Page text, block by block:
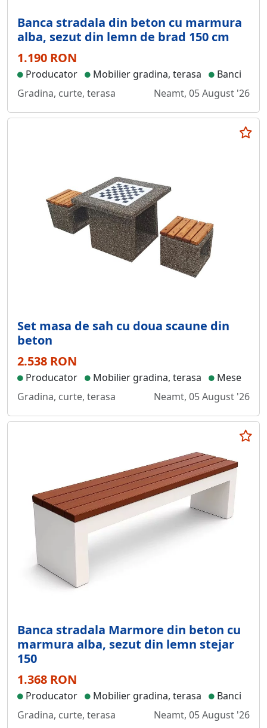
Banca stradala din beton cu marmura
alba, sezut din lemn de brad 150 cm
1.190 RON
Producator Mobilier gradina, terasa
Banci
Gradina, curte, terasa
Neamt, 05 August '26
Set masa de sah cu doua scaune din
beton
2.538 RON
Producator Mobilier gradina, terasa
Mese
Gradina, curte, terasa
Neamt, 05 August '26
Banca stradala Marmore din beton cu
marmura alba, sezut din lemn stejar
150
1.368 RON
Producator Mobilier gradina, terasa
Banci
Gradina, curte, terasa
Neamt, 05 August '26